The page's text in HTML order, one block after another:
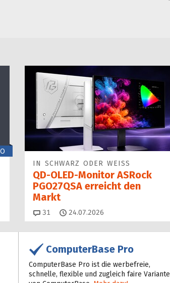
IN SCHWARZ ODER WEISS
QD-OLED-Monitor ASRock
PGO27QSA erreicht den
Markt
31 Kommentare
24.07.2026
ComputerBase Pro
ComputerBase Pro ist die werbefreie,
schnelle, flexible und zugleich faire Variante